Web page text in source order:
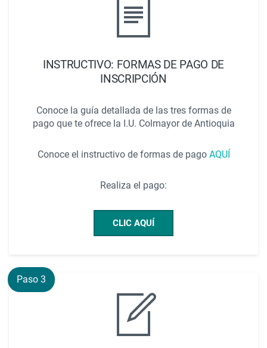
INSTRUCTIVO: FORMAS DE PAGO DE
INSCRIPCIÓN
Conoce la guía detallada de las tres formas de
pago que te ofrece la I.U. Colmayor de Antioquia
Conoce el instructivo de formas de pago AQUÍ
Realiza el pago:
CLIC AQUÍ
Paso 3